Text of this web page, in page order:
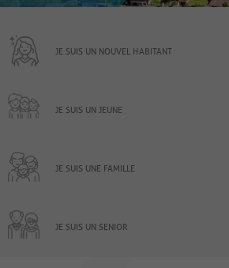
JE SUIS UN NOUVEL HABITANT
JE SUIS UN JEUNE
JE SUIS UNE FAMILLE
JE SUIS UN SENIOR